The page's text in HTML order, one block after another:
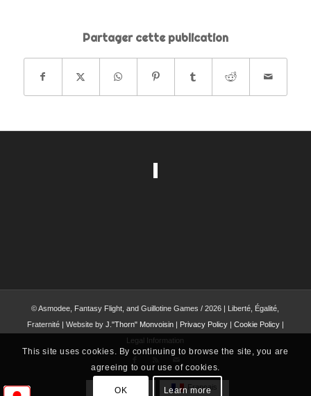
Partager cette publication
© Asmodee, Fantasy Flight, and Guillotine Games / 2026 | Liberté, Égalité,
Fraternité | Website by J."Thorn" Monvoisin| Privacy Policy| Cookie Policy|
Legal Information
English Français
This site uses cookies. By continuing to browse the site, you are
agreeing to our use of cookies.
OK Learn more